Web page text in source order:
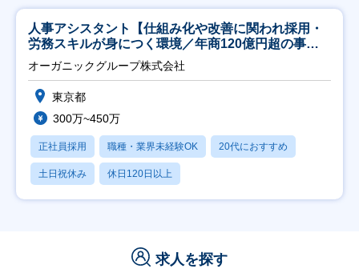
人事アシスタント【仕組み化や改善に関われ採用・
労務スキルが身につく環境／年商120億円超の事業
会社】
オーガニックグループ株式会社
東京都
300万~450万
正社員採用 職種・業界未経験OK 20代におすすめ
土日祝休み 休日120日以上
求人を探す